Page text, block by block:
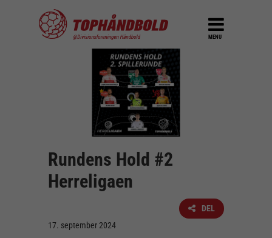
MENU
Rundens Hold #2
Herreligaen
DEL
17. september 2024